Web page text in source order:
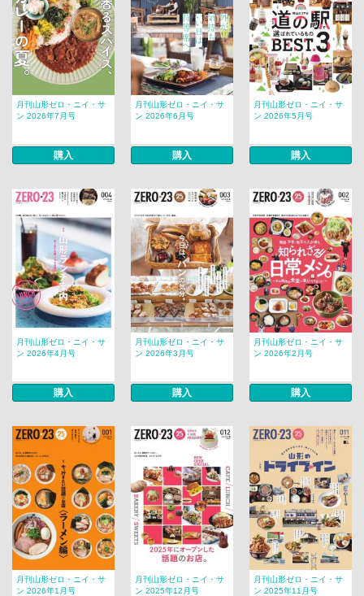
月刊山形ゼロ・ニイ・サ
ン 2026年7月号
購入
月刊山形ゼロ・ニイ・サ
ン 2026年6月号
購入
月刊山形ゼロ・ニイ・サ
ン 2026年5月号
購入
月刊山形ゼロ・ニイ・サ
ン 2026年4月号
購入
月刊山形ゼロ・ニイ・サ
ン 2026年3月号
購入
月刊山形ゼロ・ニイ・サ
ン 2026年2月号
購入
月刊山形ゼロ・ニイ・サ
ン 2026年1月号
月刊山形ゼロ・ニイ・サ
ン 2025年12月号
月刊山形ゼロ・ニイ・サ
ン 2025年11月号